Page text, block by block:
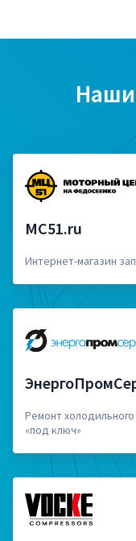
MC51.ru
Интернет-магазин
Ремонт
«под ключ»